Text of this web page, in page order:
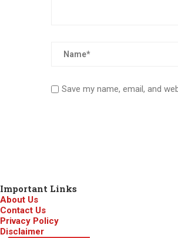
Save my name, email, and
Important Links
About Us
Contact Us
Privacy Policy
Disclaimer